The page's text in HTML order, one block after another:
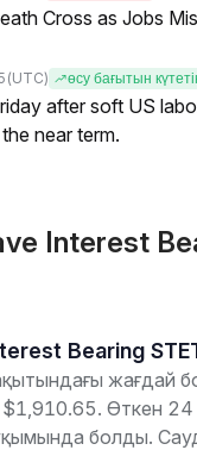
Cross as Jobs
(UTC) өсу бағытын
after soft US
near term.
Interest
Interest Bearing
жағдай
$1,910.65. Өткен
болды.